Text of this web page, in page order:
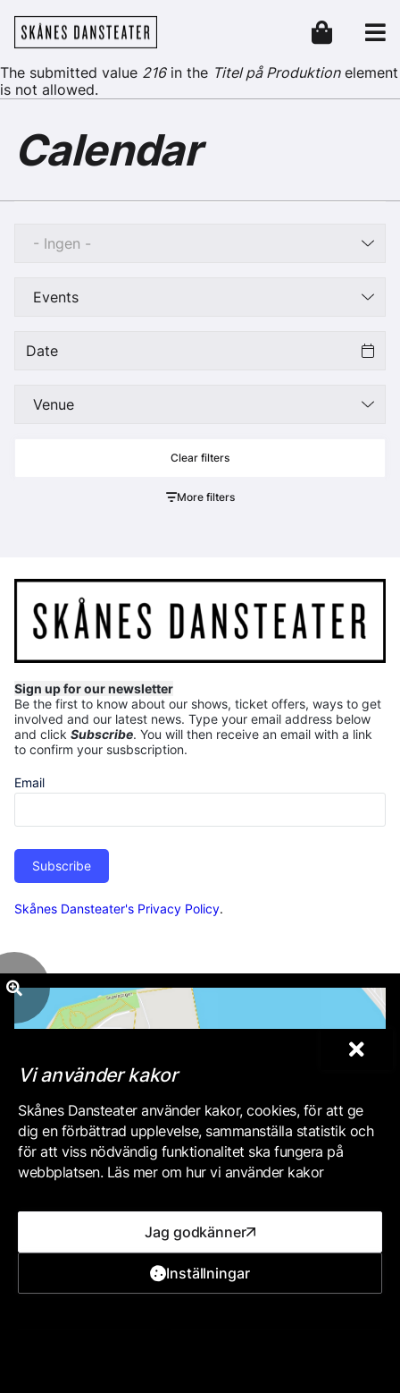
Skånes Dansteater
Header
Error message
The submitted value 216in the Titel på Produktionelement
is not allowed.
Calendar
- Ingen -
Events
Venue
More filters
Sign up for our newsletter
Be the first to know about our shows, ticket offers, ways to get
involved and our latest news. Type your email address below
and click Subscribe. You will then receive an email with a link
to confirm your susbscription.
Email
Subscribe
Skånes Dansteater's Privacy Policy.
Vi använder kakor
Skånes Dansteater använder kakor, cookies, för att ge
dig en förbättrad upplevelse, sammanställa statistik och
för att viss nödvändig funktionalitet ska fungera på
webbplatsen. Läs mer om hur vi använder kakor
Jag godkänner
Inställningar